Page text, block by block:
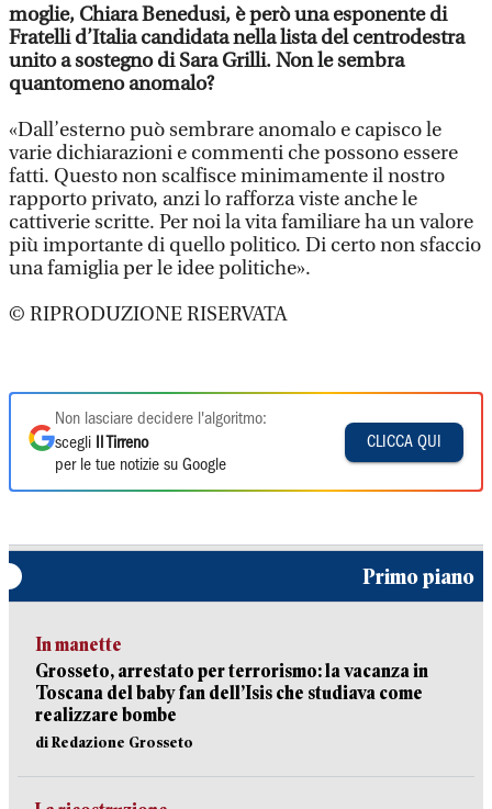
moglie, Chiara Benedusi, è però una esponente di
Fratelli d’Italia candidata nella lista del centrodestra
unito a sostegno di Sara Grilli. Non le sembra
quantomeno anomalo?
«Dall’esterno può sembrare anomalo e capisco le
varie dichiarazioni e commenti che possono essere
fatti. Questo non scalfisce minimamente il nostro
rapporto privato, anzi lo rafforza viste anche le
cattiverie scritte. Per noi la vita familiare ha un valore
più importante di quello politico. Di certo non sfaccio
una famiglia per le idee politiche».
© RIPRODUZIONE RISERVATA
Non lasciare decidere l'algoritmo:
scegli
Il Tirreno
per le tue notizie su Google
CLICCA QUI
Primo piano
In manette
Grosseto, arrestato per terrorismo: la vacanza in
Toscana del baby fan dell’Isis che studiava come
realizzare bombe
di Redazione Grosseto